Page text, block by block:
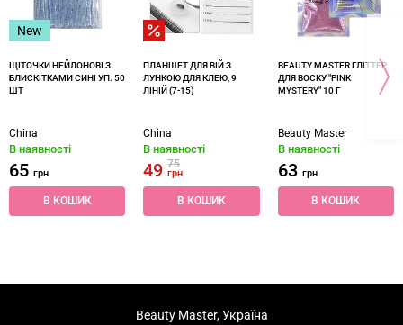
New
ЩІТОЧКИ НЕЙЛОНОВІ З
БЛИСКІТКАМИ СИНІ УП. 50
ШТ
China
В наявності
65 грн
В КОШИК
ПЛАНШЕТ ДЛЯ ВІЙ З
ЛУНКОЮ ДЛЯ КЛЕЮ, 9
ЛІНІЙ (7-15)
China
В наявності
4975
грн
В КОШИК
BEAUTY MASTER ГЛІТТЕР
ДЛЯ ВОСКУ "PINK
MYSTERY" 10 Г
Beauty Master
В наявності
63 грн
В КОШИК
Beauty Master, Україна